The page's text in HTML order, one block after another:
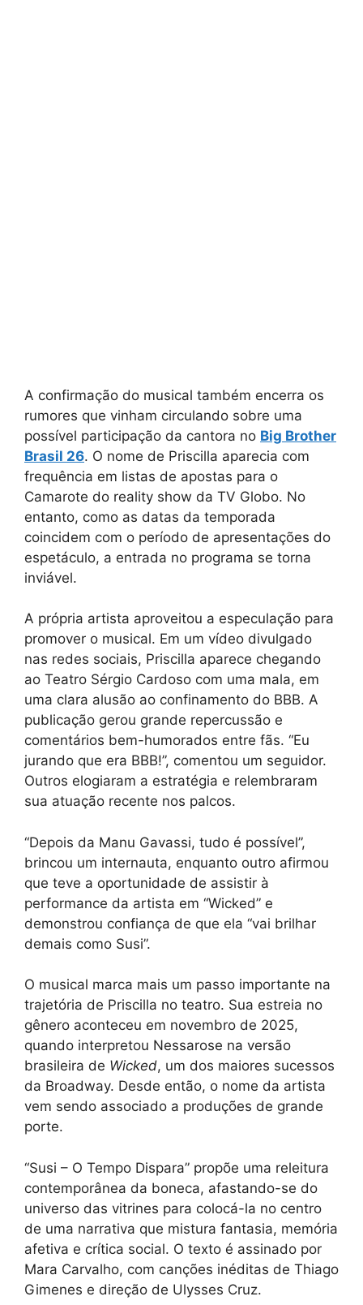
A confirmação do musical também encerra os
rumores que vinham circulando sobre uma
possível participação da cantora no Big Brother
Brasil 26. O nome de Priscilla aparecia com
frequência em listas de apostas para o
Camarote do reality show da TV Globo. No
entanto, como as datas da temporada
coincidem com o período de apresentações do
espetáculo, a entrada no programa se torna
inviável.
A própria artista aproveitou a especulação para
promover o musical. Em um vídeo divulgado
nas redes sociais, Priscilla aparece chegando
ao Teatro Sérgio Cardoso com uma mala, em
uma clara alusão ao confinamento do BBB. A
publicação gerou grande repercussão e
comentários bem-humorados entre fãs. “Eu
jurando que era BBB!”, comentou um seguidor.
Outros elogiaram a estratégia e relembraram
sua atuação recente nos palcos.
“Depois da Manu Gavassi, tudo é possível”,
brincou um internauta, enquanto outro afirmou
que teve a oportunidade de assistir à
performance da artista em “Wicked” e
demonstrou confiança de que ela “vai brilhar
demais como Susi”.
O musical marca mais um passo importante na
trajetória de Priscilla no teatro. Sua estreia no
gênero aconteceu em novembro de 2025,
quando interpretou Nessarose na versão
brasileira de Wicked, um dos maiores sucessos
da Broadway. Desde então, o nome da artista
vem sendo associado a produções de grande
porte.
“Susi – O Tempo Dispara” propõe uma releitura
contemporânea da boneca, afastando-se do
universo das vitrines para colocá-la no centro
de uma narrativa que mistura fantasia, memória
afetiva e crítica social. O texto é assinado por
Mara Carvalho, com canções inéditas de Thiago
Gimenes e direção de Ulysses Cruz.